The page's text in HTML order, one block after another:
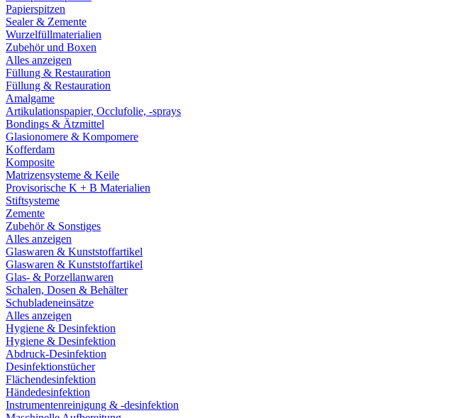
Papierspitzen
Sealer & Zemente
Wurzelfüllmaterialien
Zubehör und Boxen
Alles anzeigen
Füllung & Restauration
Füllung & Restauration
Amalgame
Artikulationspapier, Occlufolie, -sprays
Bondings & Ätzmittel
Glasionomere & Kompomere
Kofferdam
Komposite
Matrizensysteme & Keile
Provisorische K + B Materialien
Stiftsysteme
Zemente
Zubehör & Sonstiges
Alles anzeigen
Glaswaren & Kunststoffartikel
Glaswaren & Kunststoffartikel
Glas- & Porzellanwaren
Schalen, Dosen & Behälter
Schubladeneinsätze
Alles anzeigen
Hygiene & Desinfektion
Hygiene & Desinfektion
Abdruck-Desinfektion
Desinfektionstücher
Flächendesinfektion
Händedesinfektion
Instrumentenreinigung & -desinfektion